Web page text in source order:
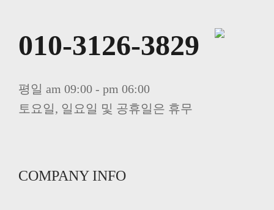
010-3126-3829
평일 am 09:00 - pm 06:00
토요일, 일요일 및 공휴일은 휴무
COMPANY INFO